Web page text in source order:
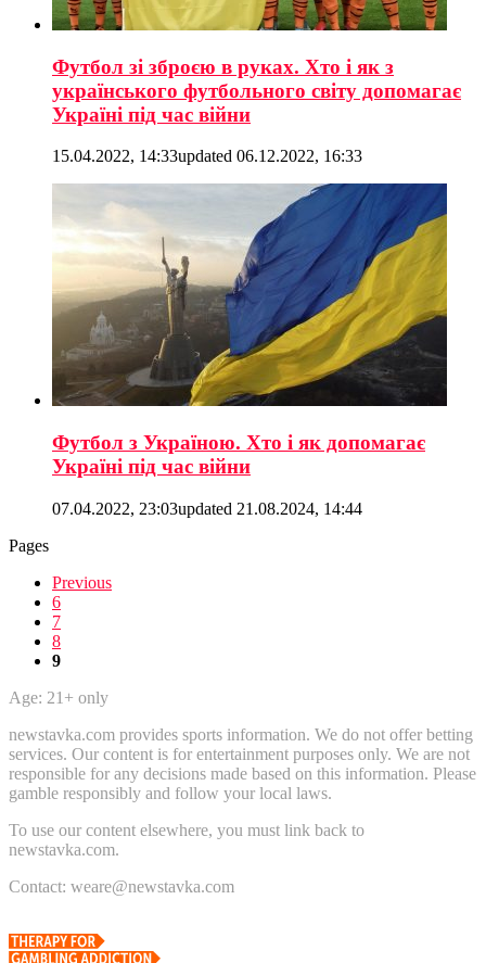
Футбол зі зброєю в руках. Хто і як з
українського футбольного світу допомагає
Україні під час війни
15.04.2022, 14:33updated 06.12.2022, 16:33
Футбол з Україною. Хто і як допомагає
Україні під час війни
07.04.2022, 23:03updated 21.08.2024, 14:44
Pages
Previous
6
7
8
9
Age: 21+ only
newstavka.com provides sports information. We do not offer betting
services. Our content is for entertainment purposes only. We are not
responsible for any decisions made based on this information. Please
gamble responsibly and follow your local laws.
To use our content elsewhere, you must link back to
newstavka.com.
Contact: weare@newstavka.com